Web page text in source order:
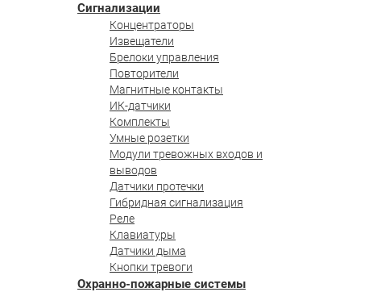
Сигнализации
Концентраторы
Извещатели
Брелоки управления
Повторители
Магнитные контакты
ИК-датчики
Комплекты
Умные розетки
Модули тревожных входов и
выводов
Датчики протечки
Гибридная сигнализация
Реле
Клавиатуры
Датчики дыма
Кнопки тревоги
Охранно-пожарные системы